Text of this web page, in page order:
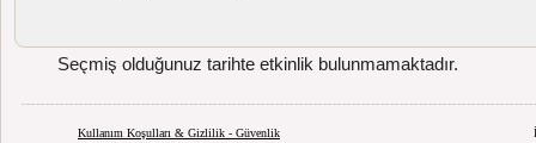
Seçmiş olduğunuz tarihte etkinlik bulunmamaktadır.
Kullanım Koşulları & Gizlilik - Güvenlik